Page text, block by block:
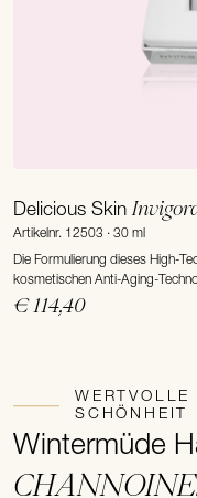
Delicious Skin
Artikelnr. 12503 · 30 ml
Die Formulierung dieses High-
kosmetischen Anti-Aging-
€ 114,40
SCHÖNHEIT
Wintermüde